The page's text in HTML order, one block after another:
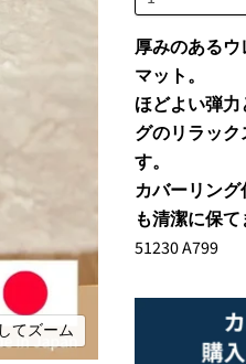
てズーム
厚みのある
マット。
ほどよい弾
グのリラッ
す。
カバーリン
も清潔に保て
51230 A799